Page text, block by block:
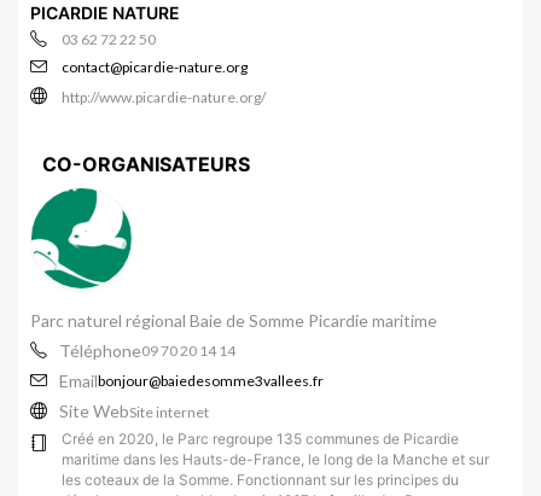
PICARDIE NATURE
03 62 72 22 50
contact@picardie-nature.org
http://www.picardie-nature.org/
CO-ORGANISATEURS
Parc naturel régional Baie de Somme Picardie maritime
Téléphone09 70 20 14 14
Emailbonjour@baiedesomme3vallees.fr
Site WebSite internet
Créé en 2020, le Parc regroupe 135 communes de Picardie
maritime dans les Hauts-de-France, le long de la Manche et sur
les coteaux de la Somme. Fonctionnant sur les principes du